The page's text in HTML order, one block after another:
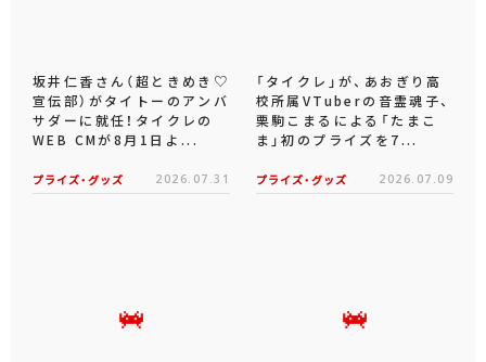
坂井仁香さん（超ときめき♡
宣伝部）がタイトーのアンバ
サダーに就任！タイクレの
WEB CMが8月1日よ...
プライズ・グッズ 2026.07.31
「タイクレ」が、あおぎり高
校所属VTuberの音霊魂子、
栗駒こまるによる「たまこ
ま」初のプライズを7...
プライズ・グッズ 2026.07.09